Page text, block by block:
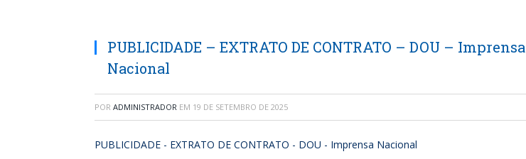
PUBLICIDADE – EXTRATO DE CONTRATO – DOU – Imprensa
Nacional
POR ADMINISTRADOR EM 19 DE SETEMBRO DE 2025
PUBLICIDADE - EXTRATO DE CONTRATO - DOU - Imprensa Nacional